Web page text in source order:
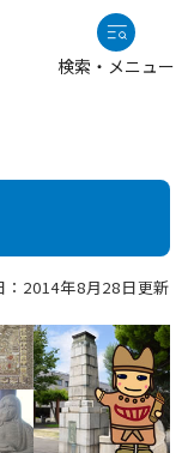
検索・メニュー
：2014年8月28日更新